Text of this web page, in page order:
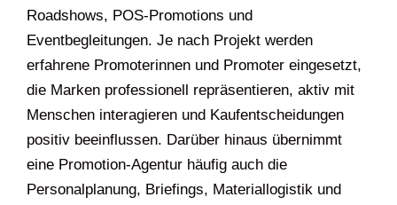
Roadshows, POS-Promotions und
Eventbegleitungen. Je nach Projekt werden
erfahrene Promoterinnen und Promoter eingesetzt,
die Marken professionell repräsentieren, aktiv mit
Menschen interagieren und Kaufentscheidungen
positiv beeinflussen. Darüber hinaus übernimmt
eine Promotion-Agentur häufig auch die
Personalplanung, Briefings, Materiallogistik und